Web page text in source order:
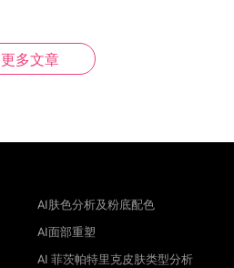
更多文章
AI肤色分析及粉底配色
AI面部重塑
AI 菲茨帕特里克皮肤类型分析